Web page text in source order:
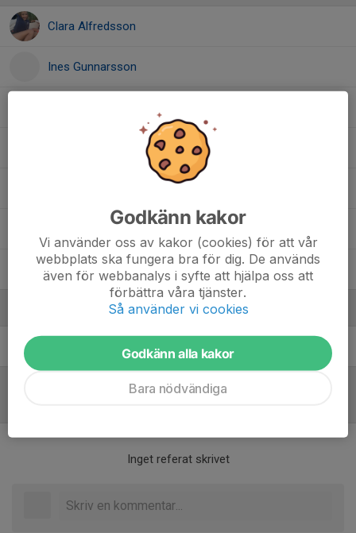
Clara Alfredsson
Ines Gunnarsson
Noomi Petersson
Vilda Gustafsson
Tränare
Inget referat skrivet
Godkänn kakor
Vi använder oss av kakor (cookies) för att vår
webbplats ska fungera bra för dig. De används
även för webbanalys i syfte att hjälpa oss att
förbättra våra tjänster.
Så använder vi cookies
Godkänn alla kakor
Bara nödvändiga